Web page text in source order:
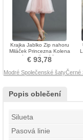
Krajka Jablko Zip nahoru
Miláček Princezna Kolena
délka Večerní šaty
€ 93,78
Modré Společenské šatyČerné
Popis oblečení
Silueta
Pasová linie